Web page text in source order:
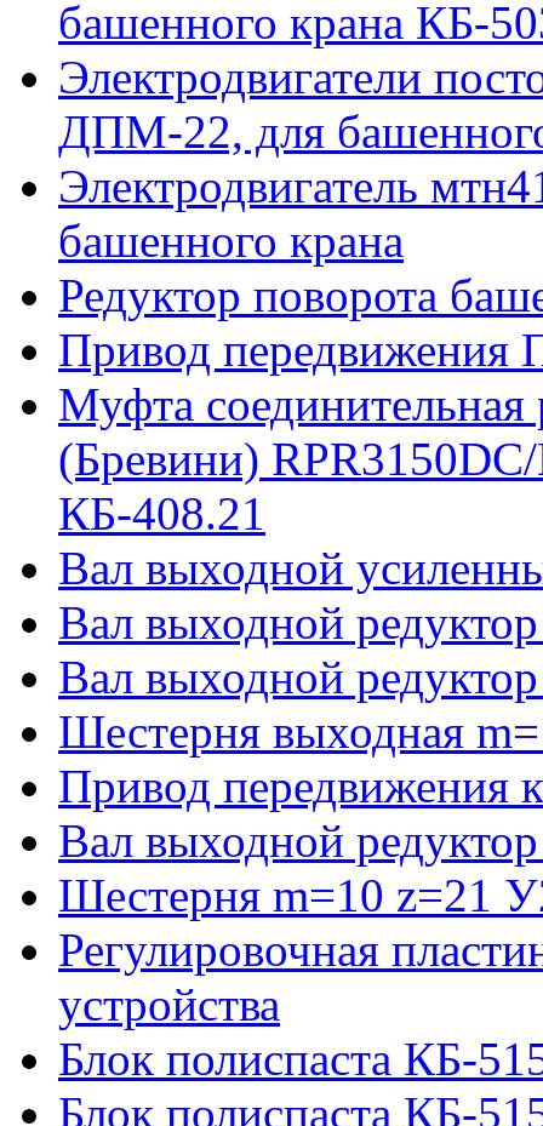
башенного крана КБ-
Электродвигатели
ДПМ-22, для
Электродвигатель
башенного крана
Редуктор поворота
Привод передвижения
Муфта
(Бревини)
КБ-408.21
Вал выходной
Вал выходной
Вал выходной
Шестерня выходная
Привод передвижения
Вал выходной
Шестерня m=10 z=21
Регулировочная
устройства
Блок полиспаста КБ-
Блок полиспаста КБ-